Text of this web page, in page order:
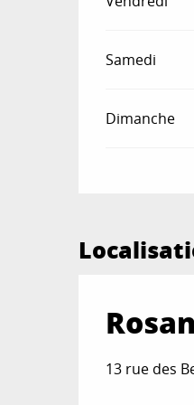
Samedi
Dimanche
13 rue des